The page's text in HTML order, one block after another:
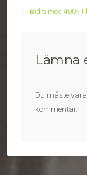
← Bidra med 400:-
Lämna
Du måste vara
kommentar.